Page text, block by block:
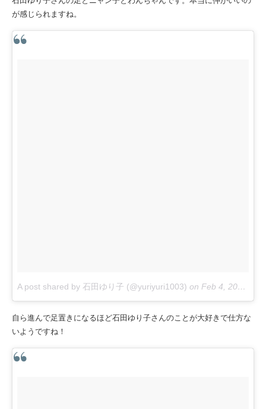
が感じられますね。
A post shared by 石田ゆり子 (@yuriyuri1003) on Feb 4, 2018 at 9:21pm PST
自ら進んで足置きになるほど石田ゆり子さんのことが大好きで仕方な
いようですね！